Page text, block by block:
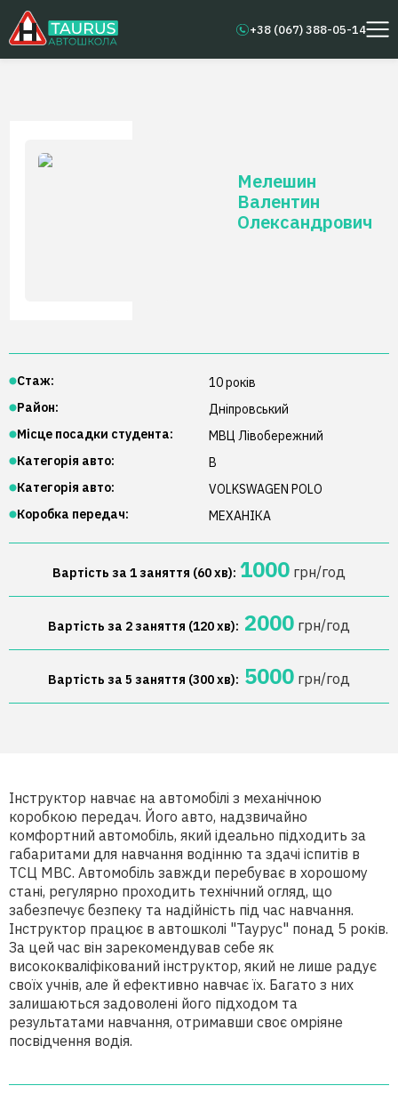
+38 (067) 388-05-14
Мелешин
Валентин
Олександрович
Стаж: 10років
Район:
Дніпровський
Місце посадки студента:
МВЦ Лівобережний
Категорія авто:
B
Категорія авто:
VOLKSWAGEN POLO
Коробка передач:
МЕХАНІКА
Вартість за 1 заняття (60 хв): 1000 грн/год
Вартість за 2 заняття (120 хв): 2000 грн/год
Вартість за 5 заняття (300 хв): 5000 грн/год
Інструктор навчає на автомобілі з механічною
коробкою передач. Його авто, надзвичайно
комфортний автомобіль, який ідеально підходить за
габаритами для навчання водінню та здачі іспитів в
ТСЦ МВС. Автомобіль завжди перебуває в хорошому
стані, регулярно проходить технічний огляд, що
забезпечує безпеку та надійність під час навчання.
Інструктор працює в автошколі "Таурус" понад 5 років.
За цей час він зарекомендував себе як
висококваліфікований інструктор, який не лише радує
своїх учнів, але й ефективно навчає їх. Багато з них
залишаються задоволені його підходом та
результатами навчання, отримавши своє омріяне
посвідчення водія.